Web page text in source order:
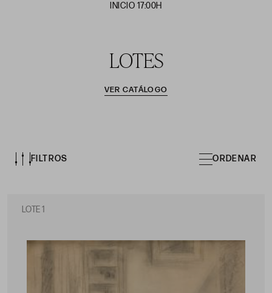
INICIO 17:00H
LOTES
VER CATÁLOGO
FILTROS ORDENAR
LOTE 1